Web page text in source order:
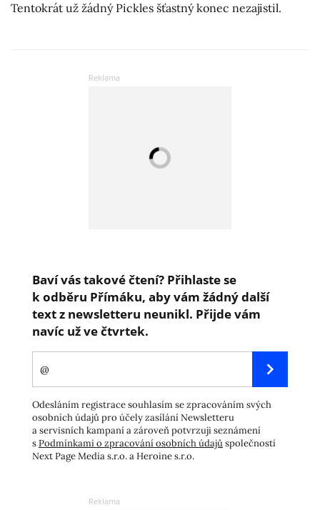
Tentokrát už žádný Pickles šťastný konec nezajistil.
Baví vás takové čtení? Přihlaste se
k odběru Přímáku, aby vám žádný další
text z newsletteru neunikl. Přijde vám
navíc už ve čtvrtek.
Odesláním registrace souhlasím se zpracováním svých
osobních údajů pro účely zasílání Newsletteru
a servisních kampaní a zároveň potvrzuji seznámení
sPodmínkami o zpracování osobních údajůspolečností
Next Page Media s.r.o. a Heroine s.r.o.